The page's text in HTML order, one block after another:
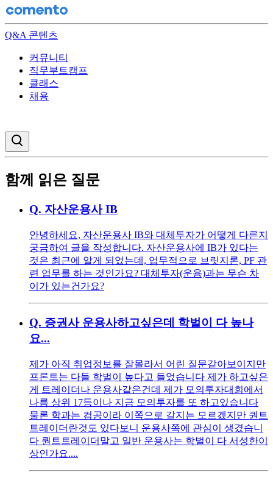
Q&A 콘텐츠
커뮤니티
직무부트캠프
클래스
채용
함께 읽은 질문
Q. 자산운용사 IB
안녕하세요, 자산운용사 IB와 대체투자가 어떻게 다른지
궁금하여 글을 작성합니다. 자산운용사에 IB가 있다는
것은 최근에 알게 되었는데, 업무적으로 브릿지론, PF 관
련 업무를 하는 것인가요? 대체투자(운용)과는 무슨 차
이가 있는건가요?
Q. 증권사 운용사하고싶은데 학벌이 다 높나
요...
제가 아직 취업정보를 잘몰라서 어린 질문같아보이지만
프론트는 다들 학벌이 높다고 들었습니다 제가 하고싶은
게 트레이더나 운용사같은건데 제가 모의투자대회에서
나름 상위 17등이나 지금 모의투자를 또 하고있습니다
물론 학과는 컴공이라 이쪽으로 갈지는 모르겠지만 퀀트
트레이더란것도 있다보니 운용사쪽에 관심이 생겼습니
다 퀀트트레이더말고 일반 운용사는 학벌이 다 서성한이
상인가요....